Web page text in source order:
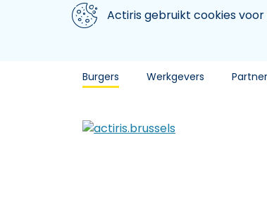
Aller au contenu principal
We gebruiken cookiesActiris gebruikt cookies
Burgers Werkgevers